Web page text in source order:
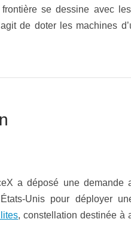
se dessine avec les
de doter les machines
a déposé une demande
Unis pour déployer
, constellation destinée à